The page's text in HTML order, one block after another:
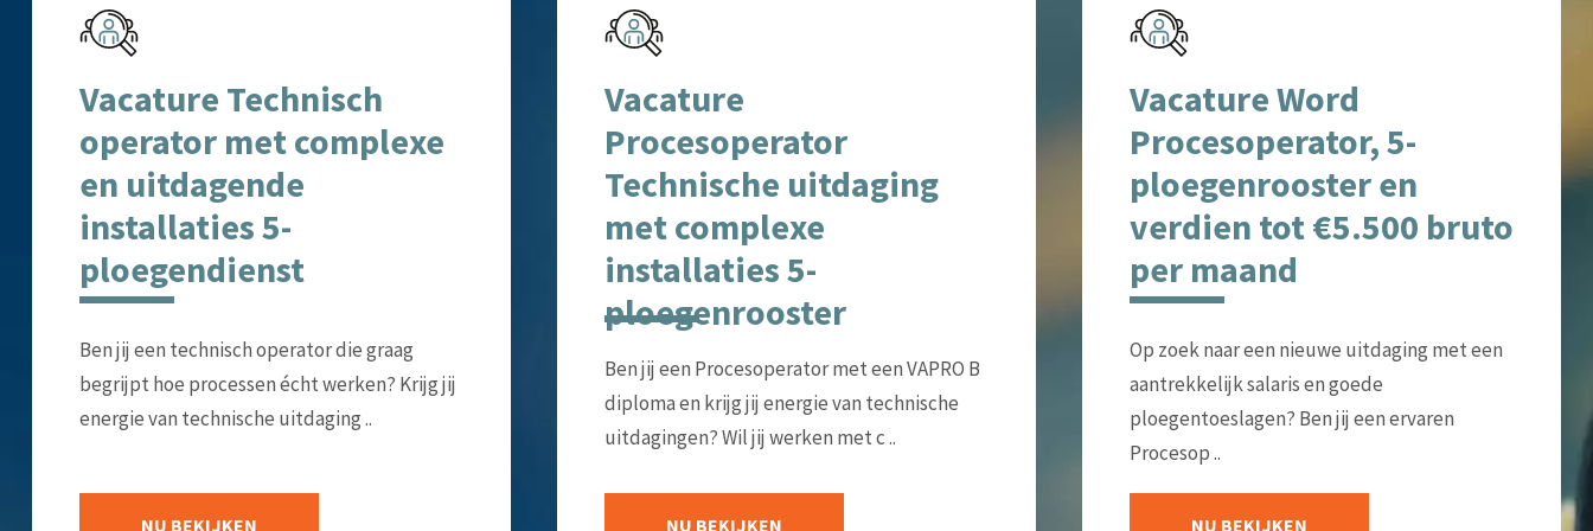
Vacature Technisch
operator met complexe
en uitdagende
installaties 5-
ploegendienst
Ben jij een technisch operator die graag
begrijpt hoe processen écht werken? Krijg jij
energie van technische uitdaging ..
NU BEKIJKEN
Vacature
Procesoperator
Technische uitdaging
met complexe
installaties 5-
ploegenrooster
Ben jij een Procesoperator met een VAPRO B
diploma en krijg jij energie van technische
uitdagingen? Wil jij werken met c ..
NU BEKIJKEN
Vacature Word
Procesoperator, 5-
ploegenrooster en
verdien tot €5.500 bruto
per maand
Op zoek naar een nieuwe uitdaging met een
aantrekkelijk salaris en goede
ploegentoeslagen? Ben jij een ervaren
Procesop ..
NU BEKIJKEN